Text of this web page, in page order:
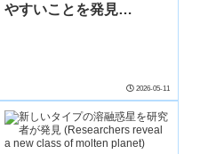
やすいことを発見
finds）
2026-05-11